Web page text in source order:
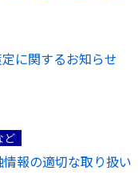
に関するお知らせ
ど
報の適切な取り扱い